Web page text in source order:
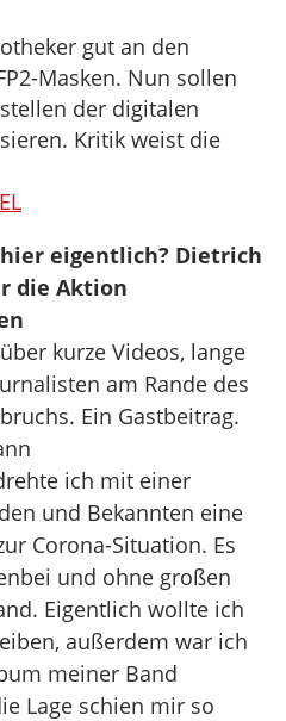
gut an den
Masken. Nun sollen
der digitalen
Kritik weist die
eigentlich? Dietrich
die Aktion
kurze Videos, lange
am Rande des
Ein Gastbeitrag.
ich mit einer
und Bekannten eine
Corona-Situation. Es
und ohne großen
Eigentlich wollte ich
außerdem war ich
meiner Band
Lage schien mir so